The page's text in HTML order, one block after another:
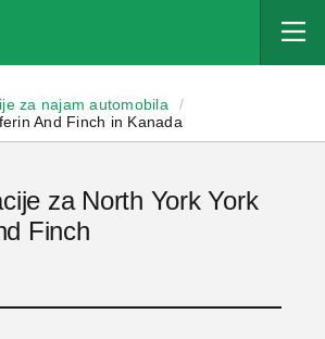
za najam automobila
/
And Finch in Kanada
za North York York
Finch